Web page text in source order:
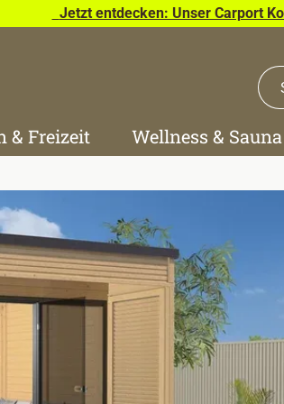
Jetzt entdecken: Unser Carport
& Freizeit Wellness & Sauna